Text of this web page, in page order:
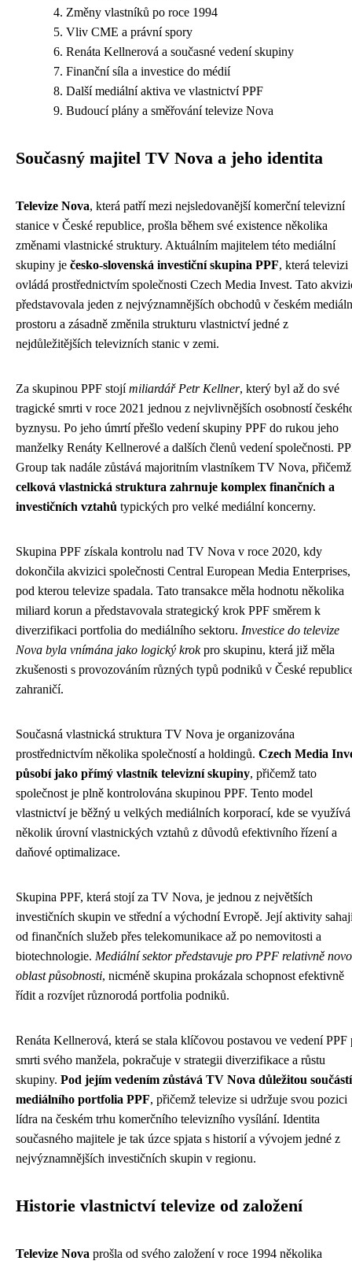
Změny vlastníků po roce 1994
Vliv CME a právní spory
Renáta Kellnerová a současné vedení skupiny
Finanční síla a investice do médií
Další mediální aktiva ve vlastnictví PPF
Budoucí plány a směřování televize Nova
Současný majitel TV Nova a jeho identita
Televize Nova, která patří mezi nejsledovanější komerční televizní
stanice v České republice, prošla během své existence několika
změnami vlastnické struktury. Aktuálním majitelem této mediální
skupiny je česko-slovenská investiční skupina PPF, která televizi
ovládá prostřednictvím společnosti Czech Media Invest. Tato
představovala jeden z nejvýznamnějších obchodů v českém
prostoru a zásadně změnila strukturu vlastnictví jedné z
nejdůležitějších televizních stanic v zemi.
Za skupinou PPF stojímiliardář Petr Kellner, který byl až do své
tragické smrti v roce 2021 jednou z nejvlivnějších osobností
byznysu. Po jeho úmrtí přešlo vedení skupiny PPF do rukou jeho
manželky Renáty Kellnerové a dalších členů vedení společnosti.
Group tak nadále zůstává majoritním vlastníkem TV Nova, přičemž
celková vlastnická struktura zahrnuje komplex finančních a
investičních vztahů typických pro velké mediální koncerny.
Skupina PPF získala kontrolu nad TV Nova v roce 2020, kdy
dokončila akvizici společnosti Central European Media Enterprises,
pod kterou televize spadala. Tato transakce měla hodnotu několika
miliard korun a představovala strategický krok PPF směrem k
diverzifikaci portfolia do mediálního sektoru. Investice do televize
Nova byla vnímána jako logický krokpro skupinu, která již měla
zkušenosti s provozováním různých typů podniků v České
zahraničí.
Současná vlastnická struktura TV Nova je organizována
prostřednictvím několika společností a holdingů. Czech Media
působí jako přímý vlastník televizní skupiny, přičemž tato
společnost je plně kontrolována skupinou PPF. Tento model
vlastnictví je běžný u velkých mediálních korporací, kde se využívá
několik úrovní vlastnických vztahů z důvodů efektivního řízení a
daňové optimalizace.
Skupina PPF, která stojí za TV Nova, je jednou z největších
investičních skupin ve střední a východní Evropě. Její aktivity
od finančních služeb přes telekomunikace až po nemovitosti a
biotechnologie. Mediální sektor představuje pro PPF relativně
oblast působnosti, nicméně skupina prokázala schopnost efektivně
řídit a rozvíjet různorodá portfolia podniků.
Renáta Kellnerová, která se stala klíčovou postavou ve vedení PPF
smrti svého manžela, pokračuje v strategii diverzifikace a růstu
skupiny. Pod jejím vedením zůstává TV Nova důležitou součástí
mediálního portfolia PPF, přičemž televize si udržuje svou pozici
lídra na českém trhu komerčního televizního vysílání. Identita
současného majitele je tak úzce spjata s historií a vývojem jedné z
nejvýznamnějších investičních skupin v regionu.
Historie vlastnictví televize od založení
Televize Nova prošla od svého založení v roce 1994 několika